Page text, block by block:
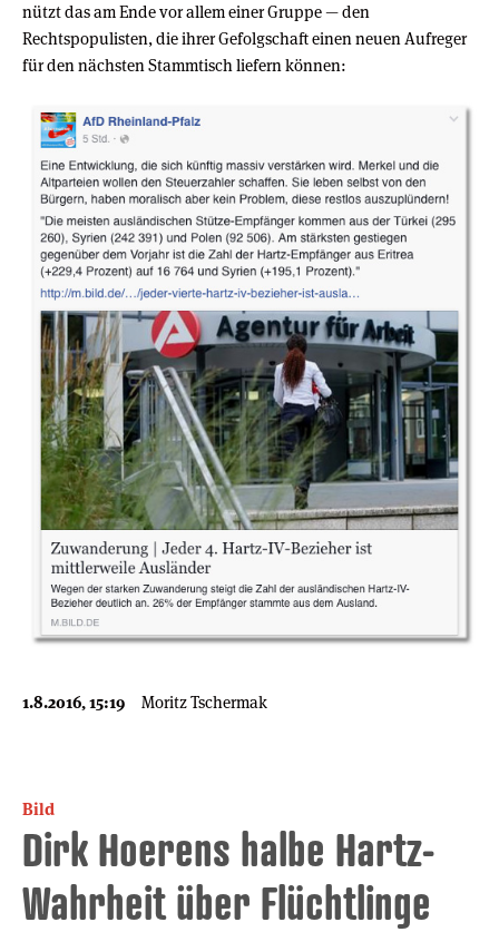
nützt das am Ende vor allem einer Gruppe — den
Rechtspopulisten, die ihrer Gefolgschaft einen neuen Aufreger
für den nächsten Stammtisch liefern können:
1.8.2016, 15:19 Moritz Tschermak
Bild
Dirk Hoerens halbe Hartz-
Wahrheit über Flüchtlinge